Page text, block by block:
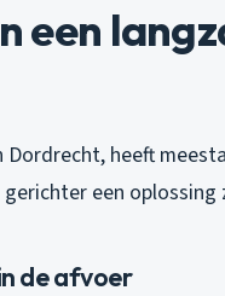
een
heeft
een oplossing
de afvoer